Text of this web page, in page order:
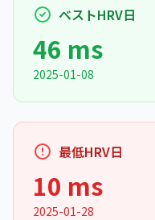
ベストHRV日
46 ms
2025-01-08
最低HRV日
10 ms
2025-01-28